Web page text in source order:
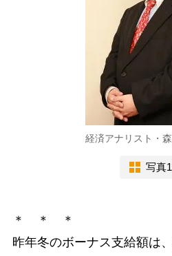
経済アナリスト・
写真
＊ ＊ ＊
昨年冬のボーナス支給額は